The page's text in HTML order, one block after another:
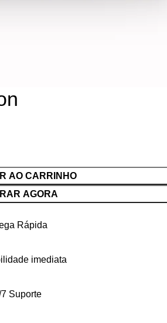
AO CARRINHO
AGORA
Rápida
imediata
Suporte